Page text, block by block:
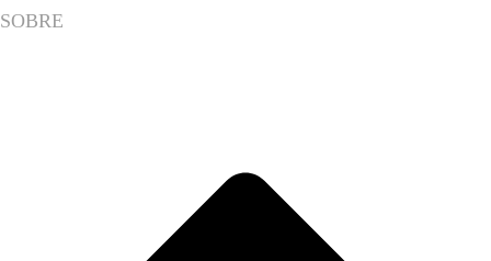
SOBRE